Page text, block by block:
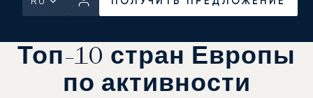
ПОЛУЧИТЬ ПРЕДЛОЖЕНИЕ
Главная Новости и Инсайты
Топ-10 стран Европы
по активности